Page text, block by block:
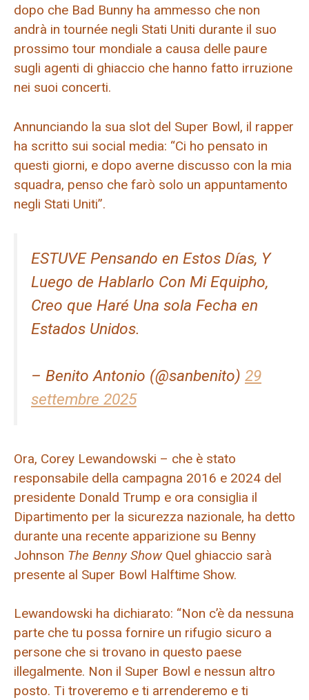
dopo che Bad Bunny ha ammesso che non
andrà in tournée negli Stati Uniti durante il suo
prossimo tour mondiale a causa delle paure
sugli agenti di ghiaccio che hanno fatto irruzione
nei suoi concerti.
Annunciando la sua slot del Super Bowl, il rapper
ha scritto sui social media: “Ci ho pensato in
questi giorni, e dopo averne discusso con la mia
squadra, penso che farò solo un appuntamento
negli Stati Uniti”.
ESTUVE Pensando en Estos Días, Y
Luego de Hablarlo Con Mi Equipho,
Creo que Haré Una sola Fecha en
Estados Unidos.
– Benito Antonio (@sanbenito) 29
settembre 2025
Ora, Corey Lewandowski – che è stato
responsabile della campagna 2016 e 2024 del
presidente Donald Trump e ora consiglia il
Dipartimento per la sicurezza nazionale, ha detto
durante una recente apparizione su Benny
Johnson The Benny Show Quel ghiaccio sarà
presente al Super Bowl Halftime Show.
Lewandowski ha dichiarato: “Non c’è da nessuna
parte che tu possa fornire un rifugio sicuro a
persone che si trovano in questo paese
illegalmente. Non il Super Bowl e nessun altro
posto. Ti troveremo e ti arrenderemo e ti